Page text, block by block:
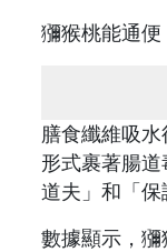
獼猴桃能通便
膳食纖維吸
形式裹著腸
道夫」和「保
數據顯示，